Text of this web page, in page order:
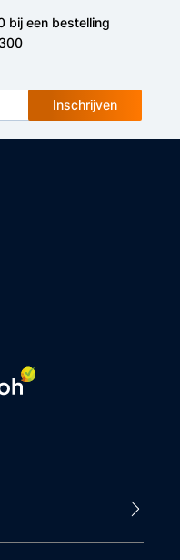
bij een bestelling
Inschrijven